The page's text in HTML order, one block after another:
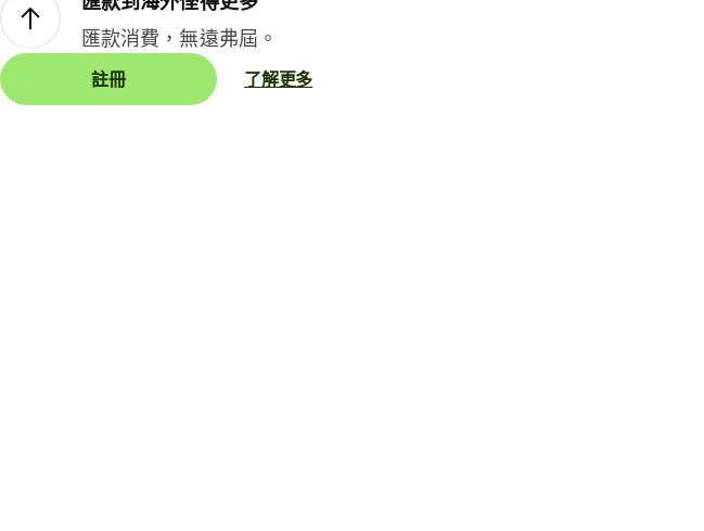
匯款消費，無遠弗屆。
註冊 了解更多